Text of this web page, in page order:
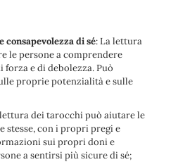
consapevolezza di sé: La lettura
le persone a comprendere
e di debolezza. Può
proprie potenzialità e sulle
dei tarocchi può aiutare le
stesse, con i propri pregi e
sui propri doni e
a sentirsi più sicure di sé;